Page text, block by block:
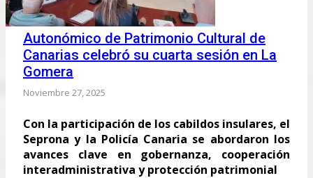
Autonómico de Patrimonio Cultural de
Canarias celebró su cuarta sesión en La
Gomera
Noviembre 27, 2025
Con la participación de los cabildos insulares, el
Seprona y la Policía Canaria se abordaron los
avances clave en gobernanza, cooperación
interadministrativa y protección patrimonial